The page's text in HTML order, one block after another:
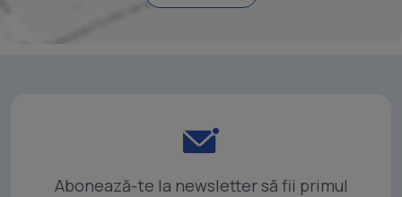
Abonează-te la newsletter să fii primul